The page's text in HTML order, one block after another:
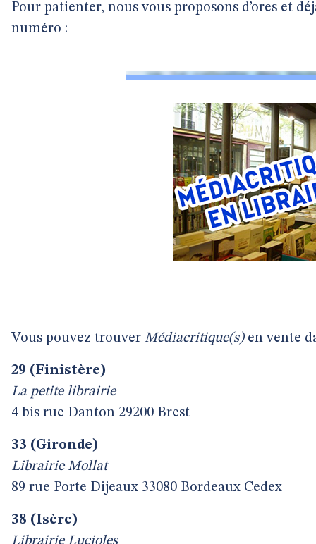
Pour patienter, nous vous proposons d’ores et
numéro :
Vous pouvez trouver Médiacritique(s)en vente
29 (Finistère)
La petite librairie
4 bis rue Danton 29200 Brest
33 (Gironde)
Librairie Mollat
89 rue Porte Dijeaux 33080 Bordeaux Cedex
38 (Isère)
Librairie Lucioles